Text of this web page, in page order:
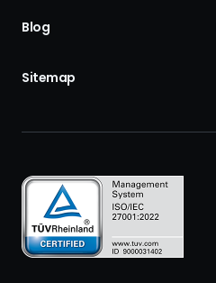
Blog
Sitemap